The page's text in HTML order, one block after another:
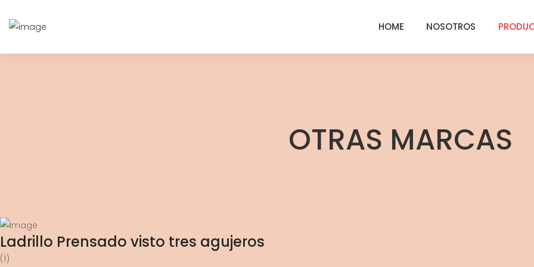
HOME NOSOTROS
OTRAS MARCAS
Ladrillo Prensado visto tres agujeros
(1)